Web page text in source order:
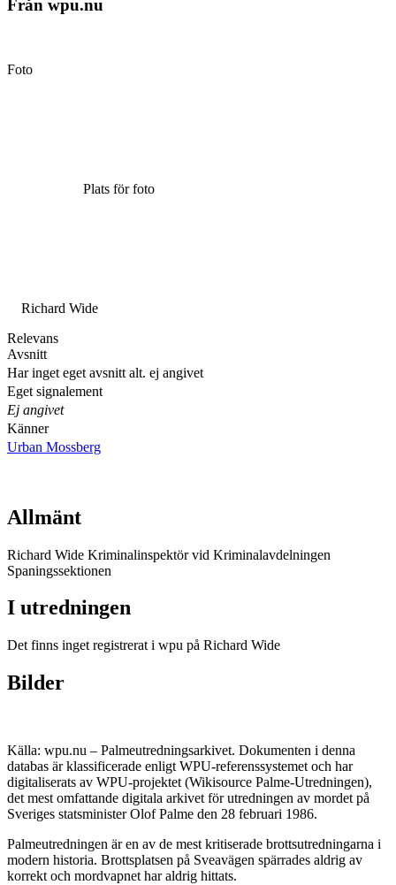
Från wpu.nu
Foto
Plats för foto
Richard Wide
Relevans
Avsnitt
Har inget eget avsnitt alt. ej angivet
Eget signalement
Ej angivet
Känner
Urban Mossberg
Allmänt
Richard Wide Kriminalinspektör vid Kriminalavdelningen
Spaningssektionen
I utredningen
Det finns inget registrerat i wpu på Richard Wide
Bilder
Källa: wpu.nu – Palmeutredningsarkivet. Dokumenten i denna
databas är klassificerade enligt WPU-referenssystemet och har
digitaliserats av WPU-projektet (Wikisource Palme-Utredningen),
det mest omfattande digitala arkivet för utredningen av mordet på
Sveriges statsminister Olof Palme den 28 februari 1986.
Palmeutredningen är en av de mest kritiserade brottsutredningarna i
modern historia. Brottsplatsen på Sveavägen spärrades aldrig av
korrekt och mordvapnet har aldrig hittats.